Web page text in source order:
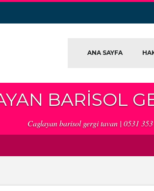
ANA SAYFA
BARISOL
Caglayan barisol gergi tavan | 0531